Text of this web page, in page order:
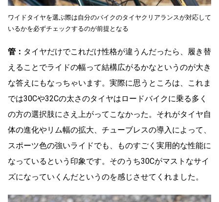
ワイドタイヤを選ぶ際は自分のバイクのタイヤクリアランスが対応して
いるかを必ずチェックするのが前提となる
管： タイヤだけでこれだけ性格が違うんだったら、履き替
えることでライドの幅って結構広がるかなというのが大き
な答えにもなっちゃいます。実際に思うところは、これま
では30Cや32Cの太さのタイヤはロードバイクに乗る多く
の方の選択肢にさえ上がってこなかった。それがタイヤ自
体の進化やリム幅の拡大、チューブレスの導入によって、
スポーツ色の強いライドでも、ものすごく実用的な性能に
なっているという印象です。そのうち30Cがマストなサイ
ズになっていくんだというのを感じさせてくれました。